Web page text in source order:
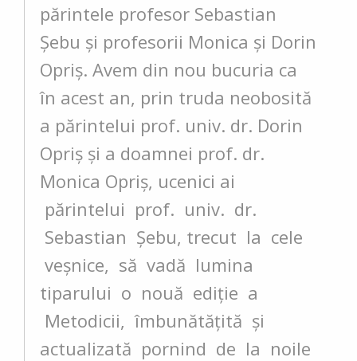
părintele profesor Sebastian
Şebu şi profesorii Monica şi Dorin
Opriş. Avem din nou bucuria ca
în acest an, prin truda neobosită
a părintelui prof. univ. dr. Dorin
Opriş şi a doamnei prof. dr.
Monica Opriş, ucenici ai
părintelui prof. univ. dr.
Sebastian Şebu, trecut la cele
veşnice, să vadă lumina
tiparului o nouă ediţie a
Metodicii, îmbunătăţită şi
actualizată pornind de la noile